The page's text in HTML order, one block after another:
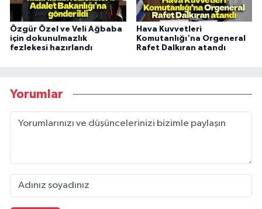
Özgür Özel ve Veli Ağbaba
için dokunulmazlık
fezlekesi hazırlandı
Hava Kuvvetleri
Komutanlığı'na Orgeneral
Rafet Dalkıran atandı
Yorumlar